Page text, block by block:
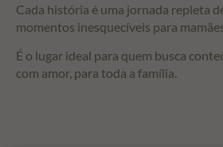
Cada história é uma jornada repleta
momentos inesquecíveis para
É o lugar ideal para quem busca
com amor, para toda a família.